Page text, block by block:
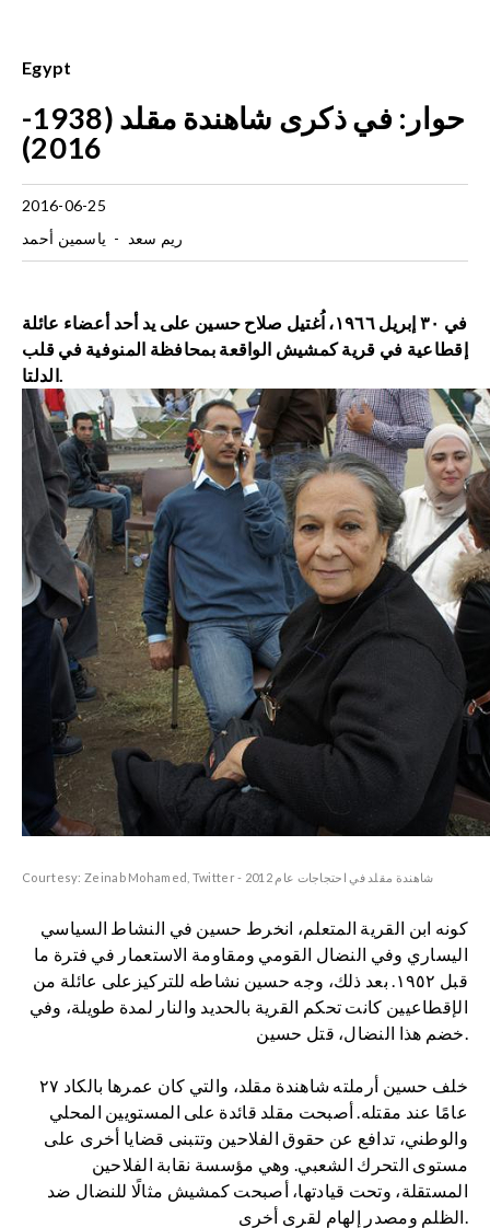
Egypt
حوار: في ذكرى شاهندة مقلد (1938-
2016)
2016-06-25
ياسمين أحمد - ريم سعد
في ٣٠ إبريل ١٩٦٦، اُغتيل صلاح حسين على يد أحد أعضاء عائلة
إقطاعية في قرية كمشيش الواقعة بمحافظة المنوفية في قلب
الدلتا.
Courtesy: Zeinab Mohamed, Twitter - شاهندة مقلد في احتجاجات عام 2012
كونه ابن القرية المتعلم، انخرط حسين في النشاط السياسي
اليساري وفي النضال القومي ومقاومة الاستعمار في فترة ما
قبل ١٩٥٢. بعد ذلك، وجه حسين نشاطه للتركيزعلى عائلة من
الإقطاعيين كانت تحكم القرية بالحديد والنار لمدة طويلة، وفي
خضم هذا النضال، قتل حسين.
خلف حسين أرملته شاهندة مقلد، والتي كان عمرها بالكاد ٢٧
عامًا عند مقتله. أصبحت مقلد قائدة على المستويين المحلي
والوطني، تدافع عن حقوق الفلاحين وتتبنى قضايا أخرى على
مستوى التحرك الشعبي. وهي مؤسسة نقابة الفلاحين
المستقلة، وتحت قيادتها، أصبحت كمشيش مثالًا للنضال ضد
الظلم ومصدر إلهام لقرى أخرى.